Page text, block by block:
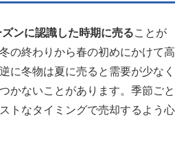
ズンに認識した時期に売ることが
の終わりから春の初めにかけて高
に冬物は夏に売ると需要が少なく
かないことがあります。季節ごと
トなタイミングで売却するよう心